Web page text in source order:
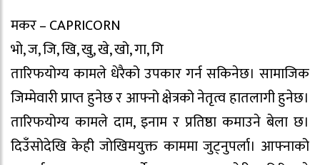
मकर – CAPRICORN
भो, ज, जि, खि, खु, खे, खो, गा, गि
तारिफयोग्य कामले धेरैको उपकार गर्न सकिनेछ। सामाजिक
जिम्मेवारी प्राप्त हुनेछ र आफ्नो क्षेत्रको नेतृत्व हातलागी हुनेछ।
तारिफयोग्य कामले दाम, इनाम र प्रतिष्ठा कमाउने बेला छ।
दिउँसोदेखि केही जाेखिमयुक्त काममा जुट्नुपर्ला। आफ्नाको